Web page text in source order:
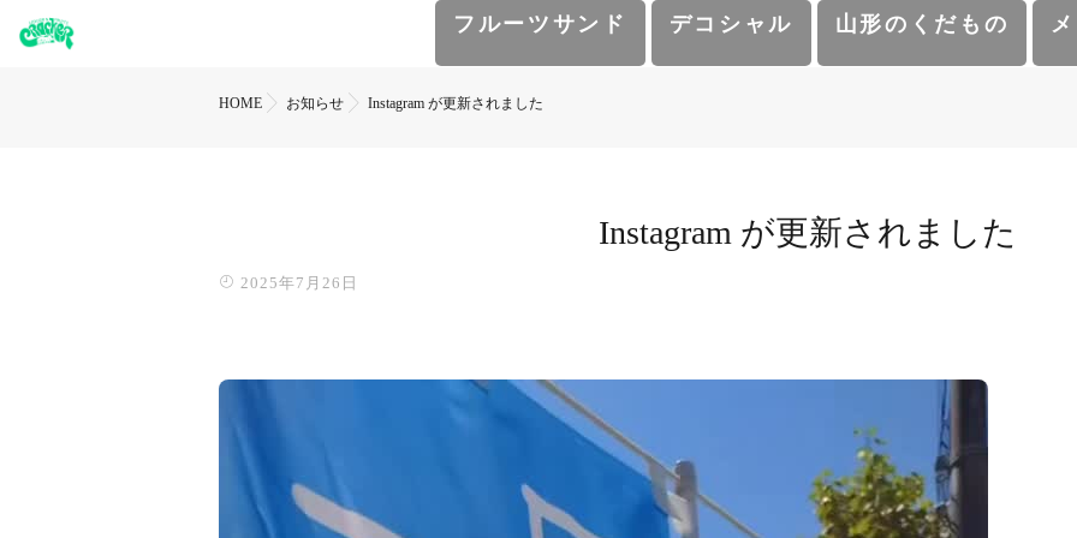
フルーツサンド デコシャル 山形のくだもの
HOME お知らせ Instagram が更新されました
Instagram が更新されました
2025年7月26日